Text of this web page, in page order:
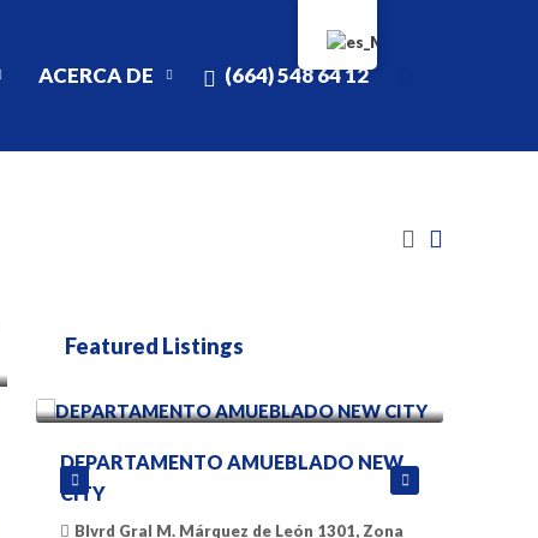
ACERCA DE (664) 548 64 12
Featured Listings
DEPARTAMENTO AMUEBLADO NEW
CITY
Blvrd Gral M. Márquez de León 1301, Zona